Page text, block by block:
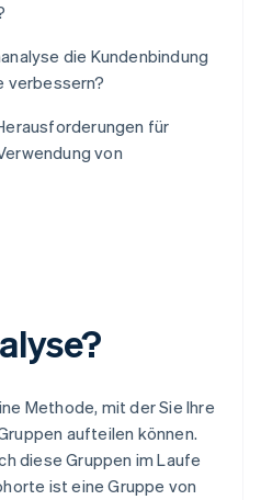
die Kundenbindung
verbessern?
für
von
Methode, mit der Sie Ihre
aufteilen können.
diese Gruppen im Laufe
ist eine Gruppe von